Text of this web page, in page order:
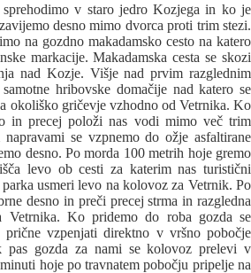
sprehodimo v staro jedro Kozjega in ko je
desno mimo dvorca proti trim stezi.
na gozdno makadamsko cesto na katero
markacije. Makadamska cesta se skozi
nad Kozje. Višje nad prvim razglednim
hribovske domačije nad katero se
okoliško gričevje vzhodno od Vetrnika. Ko
in precej položi nas vodi mimo več trim
se vzpnemo do ožje asfaltirane
desno. Po morda 100 metrih hoje gremo
levo ob cesti za katerim nas turistični
usmeri levo na kolovoz za Vetrnik. Po
desno in preči precej strma in razgledna
Vetrnika. Ko pridemo do roba gozda se
vzpenjati direktno v vršno pobočje
pas gozda za nami se kolovoz prelevi v
hoje po travnatem pobočju pripelje na